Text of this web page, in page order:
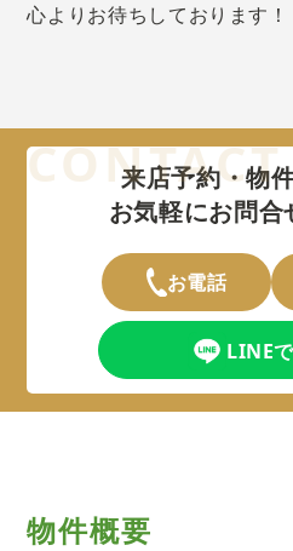
心よりお待ちしております！
来店予約・物
お気軽にお問合
お電話
LINE
物件概要